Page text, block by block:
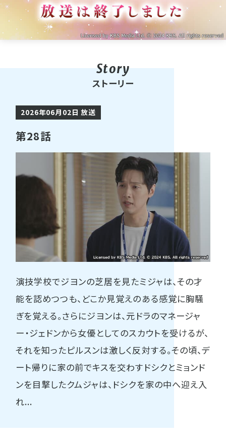
ストーリー
2026年06月02日 放送
第28話
演技学校でジヨンの芝居を見たミジャは、その才
能を認めつつも、どこか見覚えのある感覚に胸騒
ぎを覚える。さらにジヨンは、元ドラのマネージャ
ー・ジェドンから女優としてのスカウトを受けるが、
それを知ったピルスンは激しく反対する。その頃、デ
ート帰りに家の前でキスを交わすドシクとミョンド
ンを目撃したクムジャは、ドシクを家の中へ迎え入
れ...